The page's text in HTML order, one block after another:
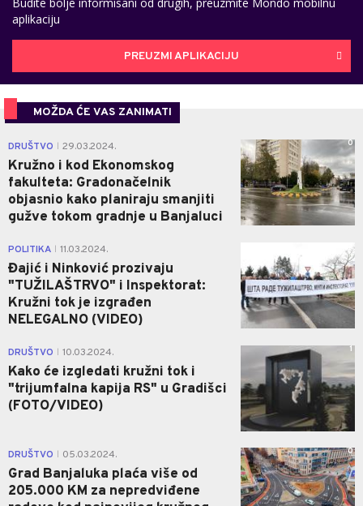
aplikaciju
PREUZMI APLIKACIJU
MOŽDA ĆE VAS ZANIMATI
DRUŠTVO 29.03.2024.
Kružno i kod Ekonomskog
fakulteta: Gradonačelnik
objasnio kako planiraju smanjiti
gužve tokom gradnje u Banjaluci
0
POLITIKA 11.03.2024.
Đajić i Ninković prozivaju
"TUŽILAŠTRVO" i Inspektorat:
Kružni tok je izgrađen
NELEGALNO (VIDEO)
DRUŠTVO 10.03.2024.
Kako će izgledati kružni tok i
"trijumfalna kapija RS" u Gradišci
(FOTO/VIDEO)
1
DRUŠTVO 05.03.2024.
Grad Banjaluka plaća više od
205.000 KM za nepredviđene
0